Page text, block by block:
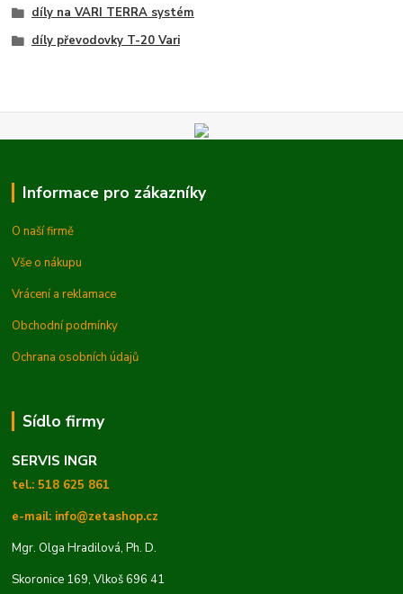
díly na VARI TERRA systém
díly převodovky T-20 Vari
Informace pro zákazníky
O naší firmě
Vše o nákupu
Vrácení a reklamace
Obchodní podmínky
Ochrana osobních údajů
Sídlo firmy
SERVIS INGR
tel.: 518 625 861
e-mail: info@zetashop.cz
Mgr. Olga Hradilová, Ph. D.
Skoronice 169, Vlkoš 696 41